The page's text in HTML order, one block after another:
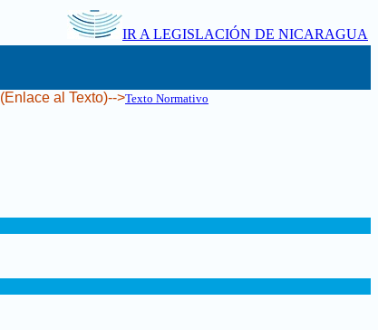
IR A LEGISLACIÓN DE NICARAGUA
(Enlace al Texto)-->Texto Normativo